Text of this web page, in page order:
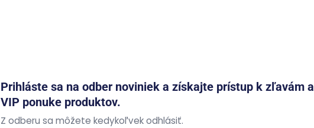
Prihláste sa na odber noviniek a získajte prístup k zľavám a
VIP ponuke produktov.
Z odberu sa môžete kedykoľvek odhlásiť.